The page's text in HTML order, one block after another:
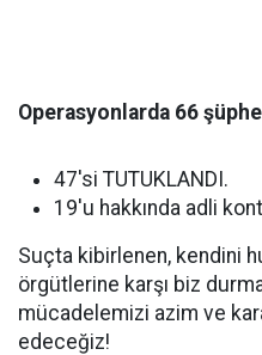
Operasyonlarda 66
47'si TUTUKLANDI.
19'u hakkında adli
Suçta kibirlenen, kendini
örgütlerine karşı biz
mücadelemizi azim ve
edeceğiz!